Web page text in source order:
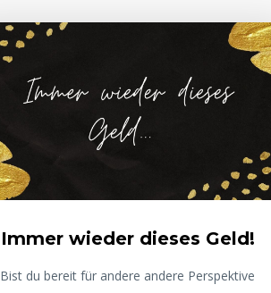
Immer wieder dieses Geld!
Bist du bereit für andere andere Perspektive